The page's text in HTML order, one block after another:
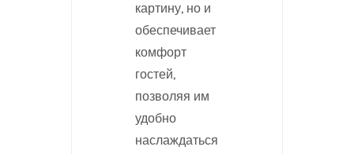
картину, но и
обеспечивает
комфорт
гостей,
позволяя им
удобно
наслаждаться